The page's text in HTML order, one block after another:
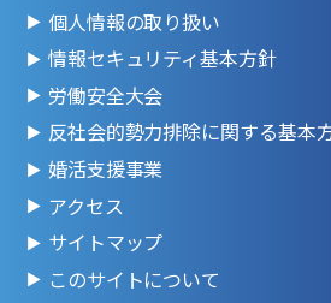
個人情報の取り扱い
情報セキュリティ基本方針
労働安全大会
反社会的勢力排除に関する基本
婚活支援事業
アクセス
サイトマップ
このサイトについて